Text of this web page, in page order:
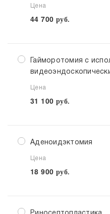
Цена
44 700 руб.
Гайморотомия с
Цена
31 100 руб.
Аденоидэктомия
Цена
18 900 руб.
Риносептопластика